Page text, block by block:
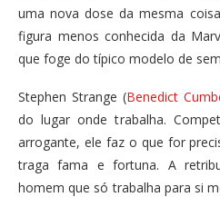
uma nova dose da mesma
figura menos conhecida da
que foge do típico modelo de
Stephen Strange (Benedict
do lugar onde trabalha.
arrogante, ele faz o que for
traga fama e fortuna. A
homem que só trabalha para si